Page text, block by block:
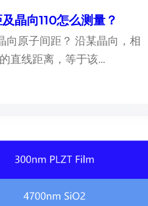
晶向110怎么测量？
向原子间距？ 沿某晶向，相
直线距离，等于该…